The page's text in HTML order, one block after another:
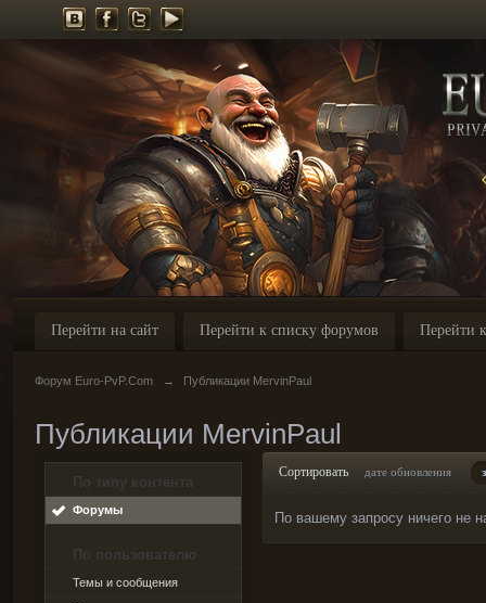
Перейти на сайт Перейти к списку форумов Перейти
Форум Euro-PvP.Com → Публикации MervinPaul
Публикации MervinPaul
По типу контента
Форумы
По пользователю
Темы и сообщения
Сортировать дате обновления
По вашему запросу ничего не